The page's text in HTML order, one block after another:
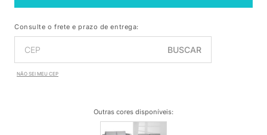
Consulte o frete e prazo de entrega:
BUSCAR
NÃO SEI MEU CEP
Outras cores disponíveis: